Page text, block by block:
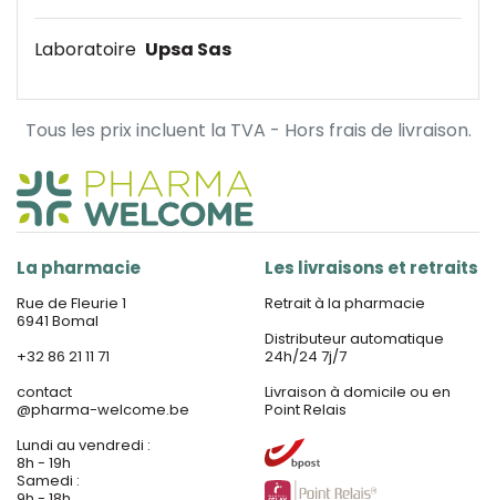
Laboratoire Upsa Sas
Tous les prix incluent la TVA - Hors frais de livraison.
La pharmacie
Rue de Fleurie 1
6941 Bomal
+32 86 21 11 71
contact
@pharma-welcome.be
Lundi au vendredi :
8h - 19h
Samedi :
Les livraisons et retraits
Retrait à la pharmacie
Distributeur automatique
24h/24 7j/7
Livraison à domicile ou en
Point Relais